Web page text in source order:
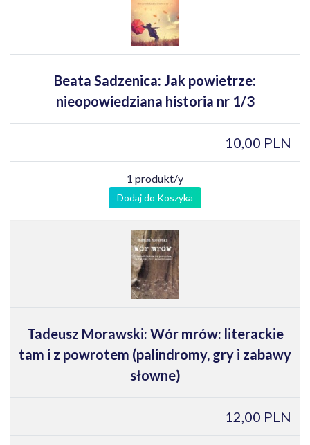
Beata Sadzenica: Jak powietrze:
nieopowiedziana historia nr 1/3
10,00 PLN
1 produkt/y
Dodaj do Koszyka
Tadeusz Morawski: Wór mrów: literackie
tam i z powrotem (palindromy, gry i zabawy
słowne)
12,00 PLN